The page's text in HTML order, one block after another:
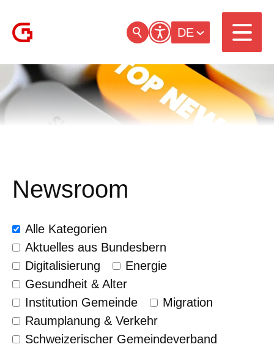
DE
Newsroom
Alle Kategorien
Aktuelles aus Bundesbern
Digitalisierung
Energie
Gesundheit & Alter
Institution Gemeinde
Migration
Raumplanung & Verkehr
Schweizerischer Gemeinde­verband